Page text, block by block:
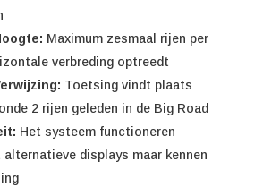
Maximum zesmaal rijen per
verbreding optreedt
Toetsing vindt plaats
2 rijen geleden in de Big Road
Het systeem functioneren
displays maar kennen